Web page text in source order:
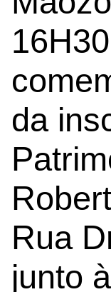
da
Rua
junto